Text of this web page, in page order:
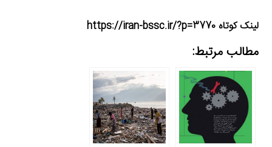
لینک کوتاه https://iran-bssc.ir/?p=3770
مطالب مرتبط: